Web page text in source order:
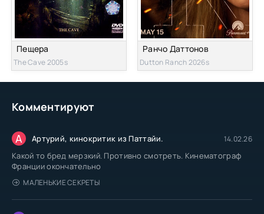
Комментируют
А Артурий, кинокритик из Паттайи. 14.02.26
Какой то бред мерзкий. Противно смотреть. Кинематограф
Франции окончательно
МАЛЕНЬКИЕ СЕКРЕТЫ
Пещера
The Cave 2005s
Ранчо Даттонов
Dutton Ranch 2026s